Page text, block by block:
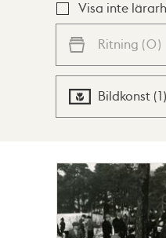
Visa inte
Ritning (0)
Bildkonst (1)